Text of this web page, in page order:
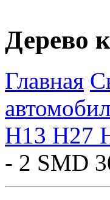
Дерево
Главная
H13 H27
- 2 SMD